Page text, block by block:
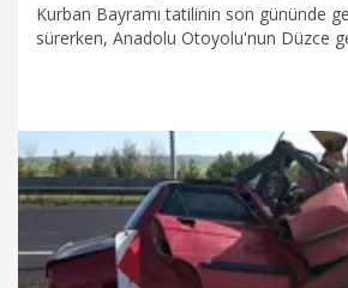
Kurban Bayramı tatilinin son gününde
sürerken, Anadolu Otoyolu'nun Düzce
Gündem